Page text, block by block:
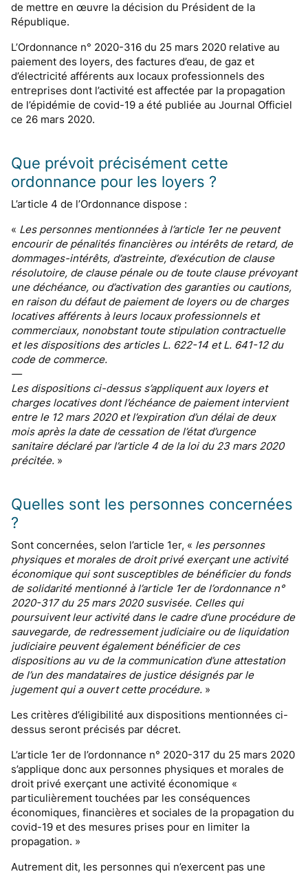
de mettre en œuvre la décision du Président de la
République.
L’Ordonnance n° 2020-316 du 25 mars 2020 relative au
paiement des loyers, des factures d’eau, de gaz et
d’électricité afférents aux locaux professionnels des
entreprises dont l’activité est affectée par la propagation
de l’épidémie de covid-19 a été publiée au Journal Officiel
ce 26 mars 2020.
Que prévoit précisément cette
ordonnance pour les loyers ?
L’article 4 de l’Ordonnance dispose :
« Les personnes mentionnées à l’article 1er ne peuvent
encourir de pénalités financières ou intérêts de retard, de
dommages-intérêts, d’astreinte, d’exécution de clause
résolutoire, de clause pénale ou de toute clause prévoyant
une déchéance, ou d’activation des garanties ou cautions,
en raison du défaut de paiement de loyers ou de charges
locatives afférents à leurs locaux professionnels et
commerciaux, nonobstant toute stipulation contractuelle
et les dispositions des articles L. 622-14 et L. 641-12 du
code de commerce.
—
Les dispositions ci-dessus s’appliquent aux loyers et
charges locatives dont l’échéance de paiement intervient
entre le 12 mars 2020 et l’expiration d’un délai de deux
mois après la date de cessation de l’état d’urgence
sanitaire déclaré par l’article 4 de la loi du 23 mars 2020
précitée. »
Quelles sont les personnes concernées
?
Sont concernées, selon l’article 1er, « les personnes
physiques et morales de droit privé exerçant une activité
économique qui sont susceptibles de bénéficier du fonds
de solidarité mentionné à l’article 1er de l’ordonnance n°
2020-317 du 25 mars 2020 susvisée. Celles qui
poursuivent leur activité dans le cadre d’une procédure de
sauvegarde, de redressement judiciaire ou de liquidation
judiciaire peuvent également bénéficier de ces
dispositions au vu de la communication d’une attestation
de l’un des mandataires de justice désignés par le
jugement qui a ouvert cette procédure. »
Les critères d’éligibilité aux dispositions mentionnées ci-
dessus seront précisés par décret.
L’article 1er de l’ordonnance n° 2020-317 du 25 mars 2020
s’applique donc aux personnes physiques et morales de
droit privé exerçant une activité économique «
particulièrement touchées par les conséquences
économiques, financières et sociales de la propagation du
covid-19 et des mesures prises pour en limiter la
propagation. »
Autrement dit, les personnes qui n’exercent pas une